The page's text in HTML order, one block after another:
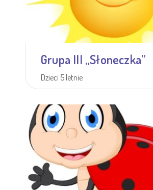
Grupa III „Słoneczka”
Dzieci 5 letnie
Więcej informacji